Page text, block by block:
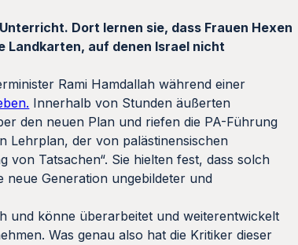
Dort lernen sie, dass Frauen Hexen
Landkarten, auf denen Israel nicht
Rami Hamdallah während einer
Innerhalb von Stunden äußerten
den neuen Plan und riefen die PA-Führung
Lehrplan, der von palästinensischen
von Tatsachen“. Sie hielten fest, dass solch
neue Generation ungebildeter und
und könne überarbeitet und weiterentwickelt
Was genau also hat die Kritiker dieser